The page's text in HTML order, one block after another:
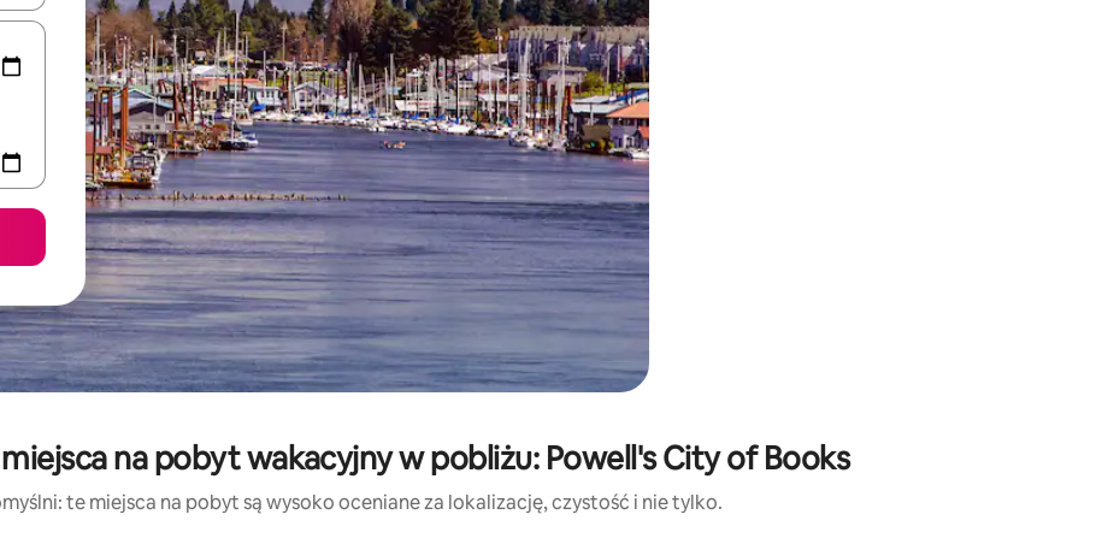
na pobyt wakacyjny w pobliżu: Powell's City of Books
te miejsca na pobyt są wysoko oceniane za lokalizację, czystość i nie tylko.